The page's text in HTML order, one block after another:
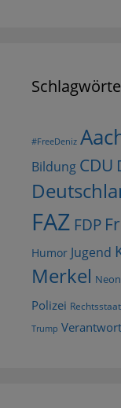
#FreeDeniz
Bildung CDU
FAZ FDP
Humor Jugend
Merkel
Polizei Rechtsstaat
Trump